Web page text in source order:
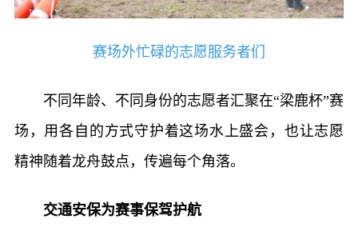
赛场外忙碌的志愿服务者们
不同年龄、不同身份的志愿者汇聚在“梁鹿杯”赛
场，用各自的方式守护着这场水上盛会，也让志愿
精神随着龙舟鼓点，传遍每个角落。
交通安保为赛事保驾护航